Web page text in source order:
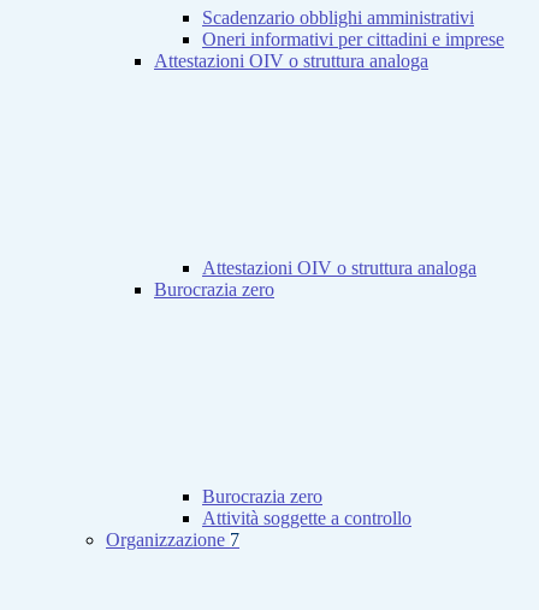
Scadenzario obblighi amministrativi
Oneri informativi per cittadini e imprese
Attestazioni OIV o struttura analoga
Attestazioni OIV o struttura analoga
Burocrazia zero
Burocrazia zero
Attività soggette a controllo
Organizzazione 7